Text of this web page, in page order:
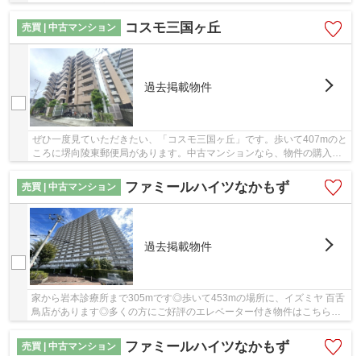
す。住んでいて心地の良い中古マンションで魅力...
売買 | 中古マンション
コスモ三国ヶ丘
過去掲載物件
ぜひ一度見ていただきたい、「コスモ三国ヶ丘」です。歩いて407mのと
ころに堺向陵東郵便局があります。中古マンションなら、物件の購入も
売買 | 中古マンション
ファミールハイツなかもず
過去掲載物件
家から岩本診療所まで305mです◎歩いて453mの場所に、イズミヤ 百舌
鳥店があります◎多くの方にご好評のエレベーター付き物件はこちらで
売買 | 中古マンション
ファミールハイツなかもず